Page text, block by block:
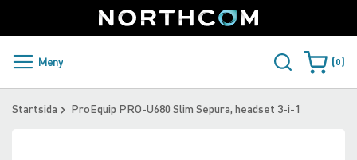
to
Content
Sweden
PRODUKTER OCH LÖSNINGAR
Meny Varukorgen
0
Startsida ProEquip PRO-U680 Slim Sepura, headset 3-i-1